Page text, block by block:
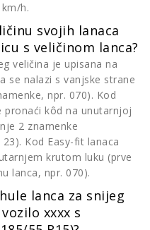
h.
svojih lanaca
s veličinom lanca?
veličina je upisana na
se nalazi s vanjske strane
npr. 070). Kod
pronaći kôd na unutarnjoj
2 znamenke
Kod Easy-fit lanaca
krutom luku (prve
lanca, npr. 070).
lanca za snijeg
xxxx s